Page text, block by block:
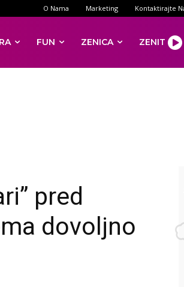
O Nama Marketing Kontaktirajte
FUN ZENICA ZENIT
pred
dovoljno